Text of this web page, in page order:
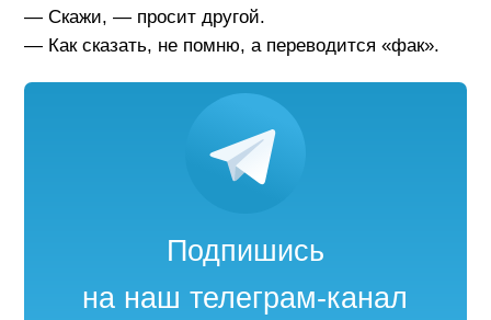
— Скажи, — просит другой.
— Как сказать, не помню, а переводится «фак».
Подпишись
на наш телеграм-канал